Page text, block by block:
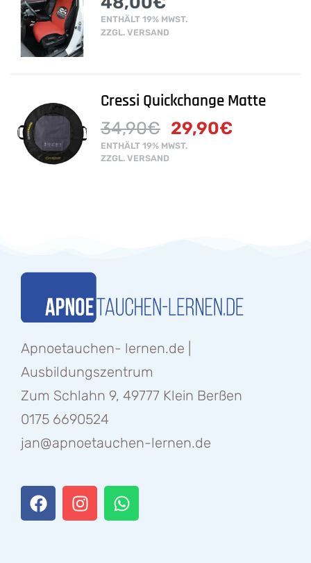
ENTHÄLT 19% MWST.
ZZGL. VERSAND
Cressi Quickchange Matte
34,90€ 29,90€
ENTHÄLT 19% MWST.
ZZGL. VERSAND
Apnoetauchen- lernen.de |
Ausbildungszentrum
Zum Schlahn 9, 49777 Klein Berßen
0175 6690524
jan@apnoetauchen-lernen.de